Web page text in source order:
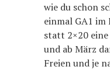
wie du schon
einmal GA1 im
statt 2×20
und ab März
Freien und je